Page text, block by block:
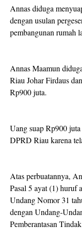
Annas diduga
dengan usulan
pembangunan rumah
Annas Maamun
Riau Johar Firdaus
Rp900 juta.
Uang suap Rp900
DPRD Riau karena
Atas perbuatannya,
Pasal 5 ayat (1) huruf
Undang Nomor 31
dengan Undang-
Pemberantasan